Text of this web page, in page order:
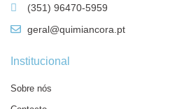
(351) 96470-5959
geral@quimiancora.pt
Institucional
Sobre nós